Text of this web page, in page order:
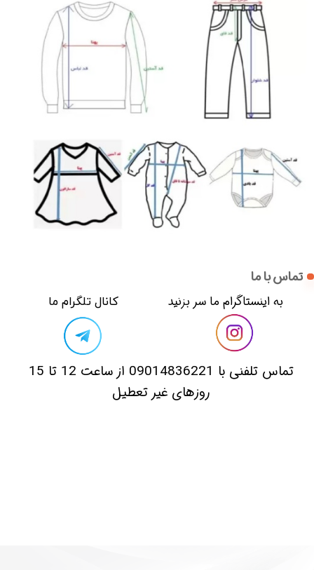
تماس با ما
​​به اینستاگرام ما سر بزنید​​​​​​​
​تماس تلفنی با 09014836221 از ساعت 12 تا 15
روزهای غیر تعطیل
​کانال تلگرام ما